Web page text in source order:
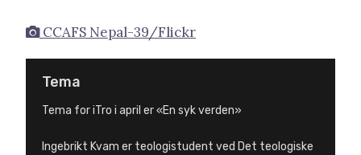
CCAFS Nepal-39/Flickr
Tema
Tema for iTro i april er «En syk verden»
Ingebrikt Kvam er teologistudent ved Det teologiske